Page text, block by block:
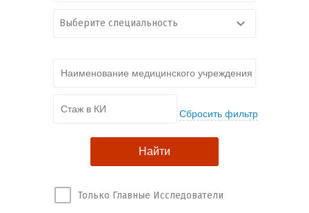
Выберите специальность
Только Главные Исследователи